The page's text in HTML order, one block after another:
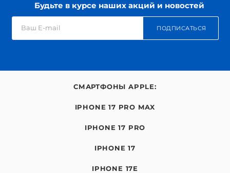
Будьте в курсе наших акций и новостей
ПОДПИСАТЬСЯ
СМАРТФОНЫ APPLE:
IPHONE 17 PRO MAX
IPHONE 17 PRO
IPHONE 17
IPHONE 17E